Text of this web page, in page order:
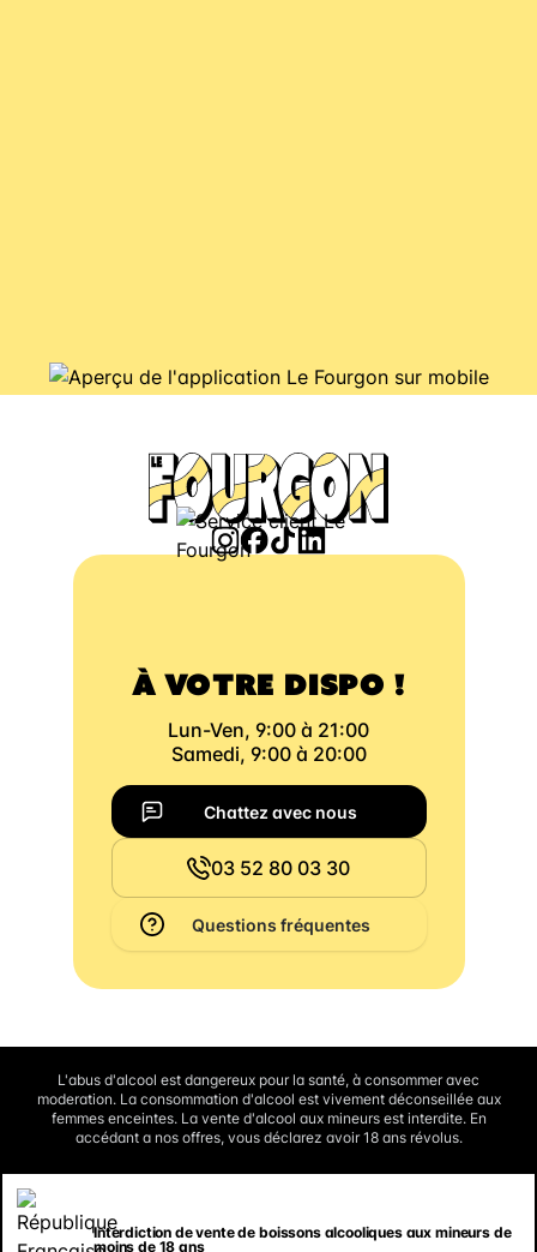
À VOTRE DISPO !
Lun-Ven, 9:00 à 21:00
Samedi, 9:00 à 20:00
Chattez avec nous
03 52 80 03 30
Questions fréquentes
L'abus d'alcool est dangereux pour la santé, à consommer avec
moderation. La consommation d'alcool est vivement déconseillée aux
femmes enceintes. La vente d'alcool aux mineurs est interdite. En
accédant a nos offres, vous déclarez avoir 18 ans révolus.
Interdiction de vente de boissons alcooliques aux mineurs de
moins de 18 ans